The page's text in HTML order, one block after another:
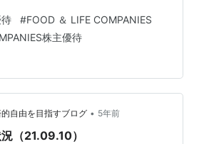
は、「鮨 酒 肴 杉玉」に行って、
【3563】の株主優待を使っ
テトサラダを食べてきたので報告
ビジュアル的な映えには衝撃を受
優待でラ…
#FOOD ＆ LIFE COMPANIES
株主優待
自由を目指すブログ • 5年前
（21.09.10）